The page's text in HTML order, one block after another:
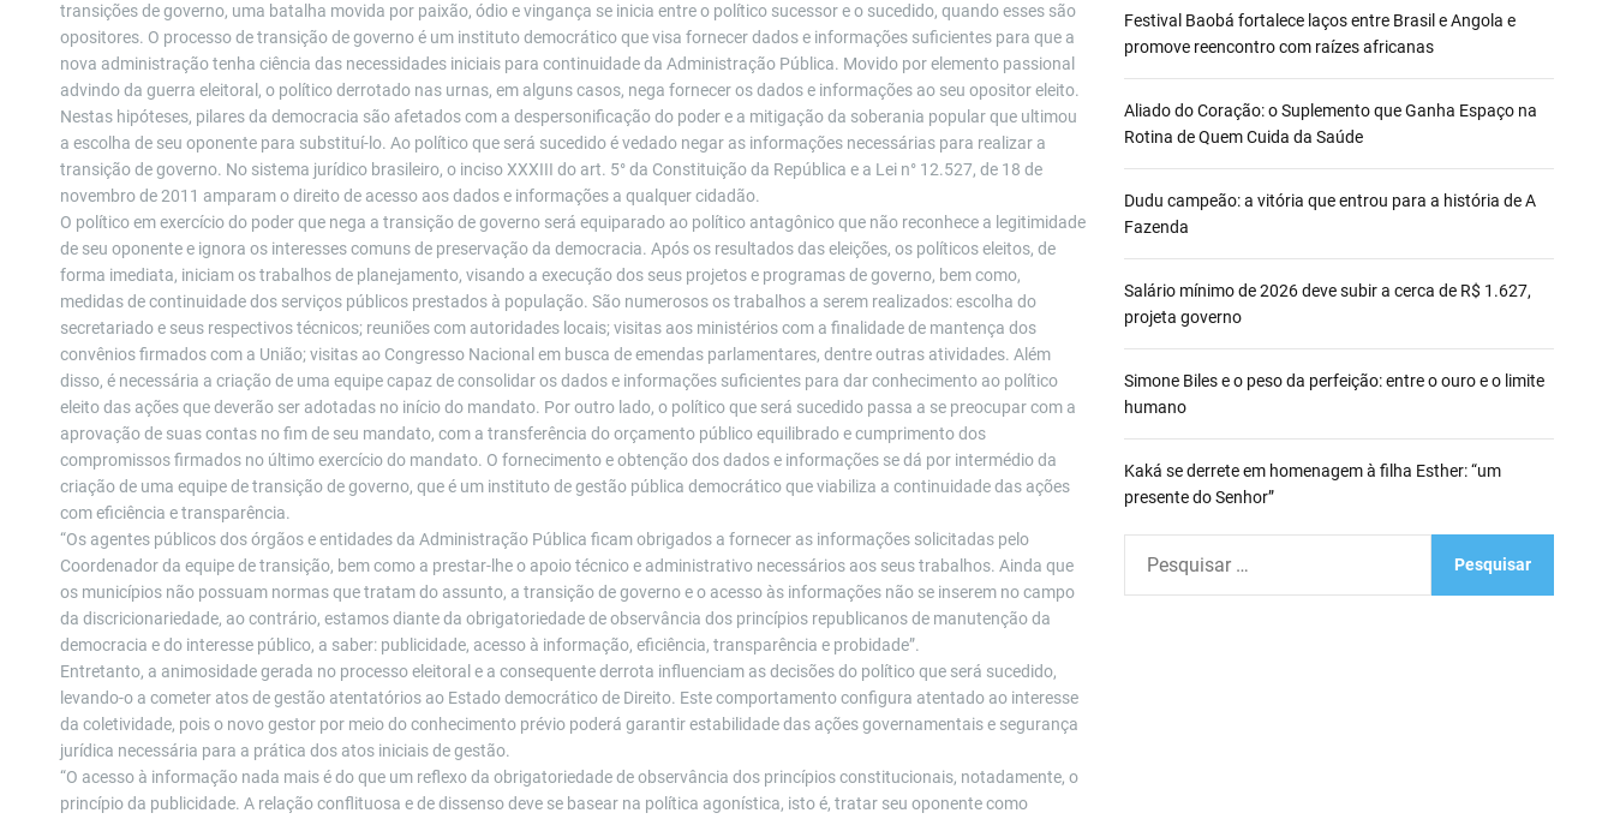
transições de governo, uma batalha movida por paixão, ódio e vingança se inicia entre o político sucessor e o sucedido, quando esses são
opositores. O processo de transição de governo é um instituto democrático que visa fornecer dados e informações suficientes para que a
nova administração tenha ciência das necessidades iniciais para continuidade da Administração Pública. Movido por elemento passional
advindo da guerra eleitoral, o político derrotado nas urnas, em alguns casos, nega fornecer os dados e informações ao seu opositor eleito.
Nestas hipóteses, pilares da democracia são afetados com a despersonificação do poder e a mitigação da soberania popular que ultimou
a escolha de seu oponente para substituí-lo. Ao político que será sucedido é vedado negar as informações necessárias para realizar a
transição de governo. No sistema jurídico brasileiro, o inciso XXXIII do art. 5° da Constituição da República e a Lei n° 12.527, de 18 de
novembro de 2011 amparam o direito de acesso aos dados e informações a qualquer cidadão.
O político em exercício do poder que nega a transição de governo será equiparado ao político antagônico que não reconhece a legitimidade
de seu oponente e ignora os interesses comuns de preservação da democracia. Após os resultados das eleições, os políticos eleitos, de
forma imediata, iniciam os trabalhos de planejamento, visando a execução dos seus projetos e programas de governo, bem como,
medidas de continuidade dos serviços públicos prestados à população. São numerosos os trabalhos a serem realizados: escolha do
secretariado e seus respectivos técnicos; reuniões com autoridades locais; visitas aos ministérios com a finalidade de mantença dos
convênios firmados com a União; visitas ao Congresso Nacional em busca de emendas parlamentares, dentre outras atividades. Além
disso, é necessária a criação de uma equipe capaz de consolidar os dados e informações suficientes para dar conhecimento ao político
eleito das ações que deverão ser adotadas no início do mandato. Por outro lado, o político que será sucedido passa a se preocupar com a
aprovação de suas contas no fim de seu mandato, com a transferência do orçamento público equilibrado e cumprimento dos
compromissos firmados no último exercício do mandato. O fornecimento e obtenção dos dados e informações se dá por intermédio da
criação de uma equipe de transição de governo, que é um instituto de gestão pública democrático que viabiliza a continuidade das ações
com eficiência e transparência.
“Os agentes públicos dos órgãos e entidades da Administração Pública ficam obrigados a fornecer as informações solicitadas pelo
Coordenador da equipe de transição, bem como a prestar-lhe o apoio técnico e administrativo necessários aos seus trabalhos. Ainda que
os municípios não possuam normas que tratam do assunto, a transição de governo e o acesso às informações não se inserem no campo
da discricionariedade, ao contrário, estamos diante da obrigatoriedade de observância dos princípios republicanos de manutenção da
democracia e do interesse público, a saber: publicidade, acesso à informação, eficiência, transparência e probidade”.
Entretanto, a animosidade gerada no processo eleitoral e a consequente derrota influenciam as decisões do político que será sucedido,
levando-o a cometer atos de gestão atentatórios ao Estado democrático de Direito. Este comportamento configura atentado ao interesse
da coletividade, pois o novo gestor por meio do conhecimento prévio poderá garantir estabilidade das ações governamentais e segurança
jurídica necessária para a prática dos atos iniciais de gestão.
“O acesso à informação nada mais é do que um reflexo da obrigatoriedade de observância dos princípios constitucionais, notadamente, o
princípio da publicidade. A relação conflituosa e de dissenso deve se basear na política agonística, isto é, tratar seu oponente como
Festival Baobá fortalece laços entre Brasil e Angola e
promove reencontro com raízes africanas
Aliado do Coração: o Suplemento que Ganha Espaço na
Rotina de Quem Cuida da Saúde
Dudu campeão: a vitória que entrou para a história de A
Fazenda
Salário mínimo de 2026 deve subir a cerca de R$ 1.627,
projeta governo
Simone Biles e o peso da perfeição: entre o ouro e o limite
humano
Kaká se derrete em homenagem à filha Esther: “um
presente do Senhor”